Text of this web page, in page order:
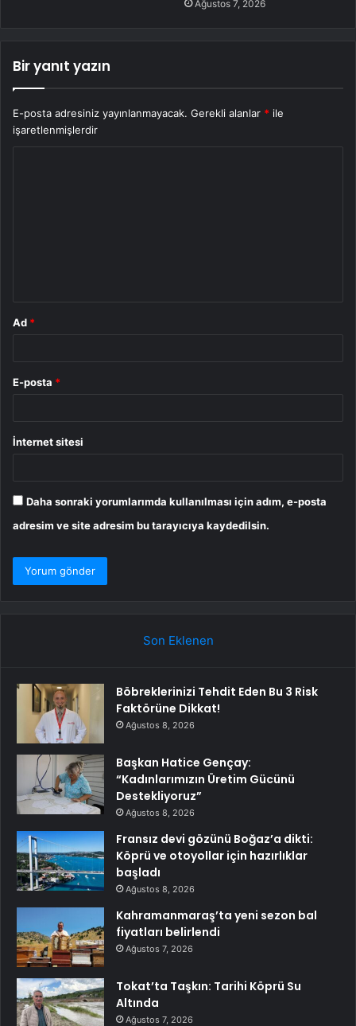
Ağustos 7, 2026
Bir yanıt yazın
E-posta adresiniz yayınlanmayacak. Gerekli alanlar * ile
işaretlenmişlerdir
Ad *
E-posta *
İnternet sitesi
Daha sonraki yorumlarımda kullanılması için adım, e-posta
adresim ve site adresim bu tarayıcıya kaydedilsin.
Son Eklenen
Böbreklerinizi Tehdit Eden Bu 3 Risk
Faktörüne Dikkat!
Ağustos 8, 2026
Başkan Hatice Gençay:
“Kadınlarımızın Üretim Gücünü
Destekliyoruz”
Ağustos 8, 2026
Fransız devi gözünü Boğaz’a dikti:
Köprü ve otoyollar için hazırlıklar
başladı
Ağustos 8, 2026
Kahramanmaraş’ta yeni sezon bal
fiyatları belirlendi
Ağustos 7, 2026
Tokat’ta Taşkın: Tarihi Köprü Su
Altında
Ağustos 7, 2026